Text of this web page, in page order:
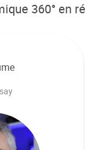
360° en